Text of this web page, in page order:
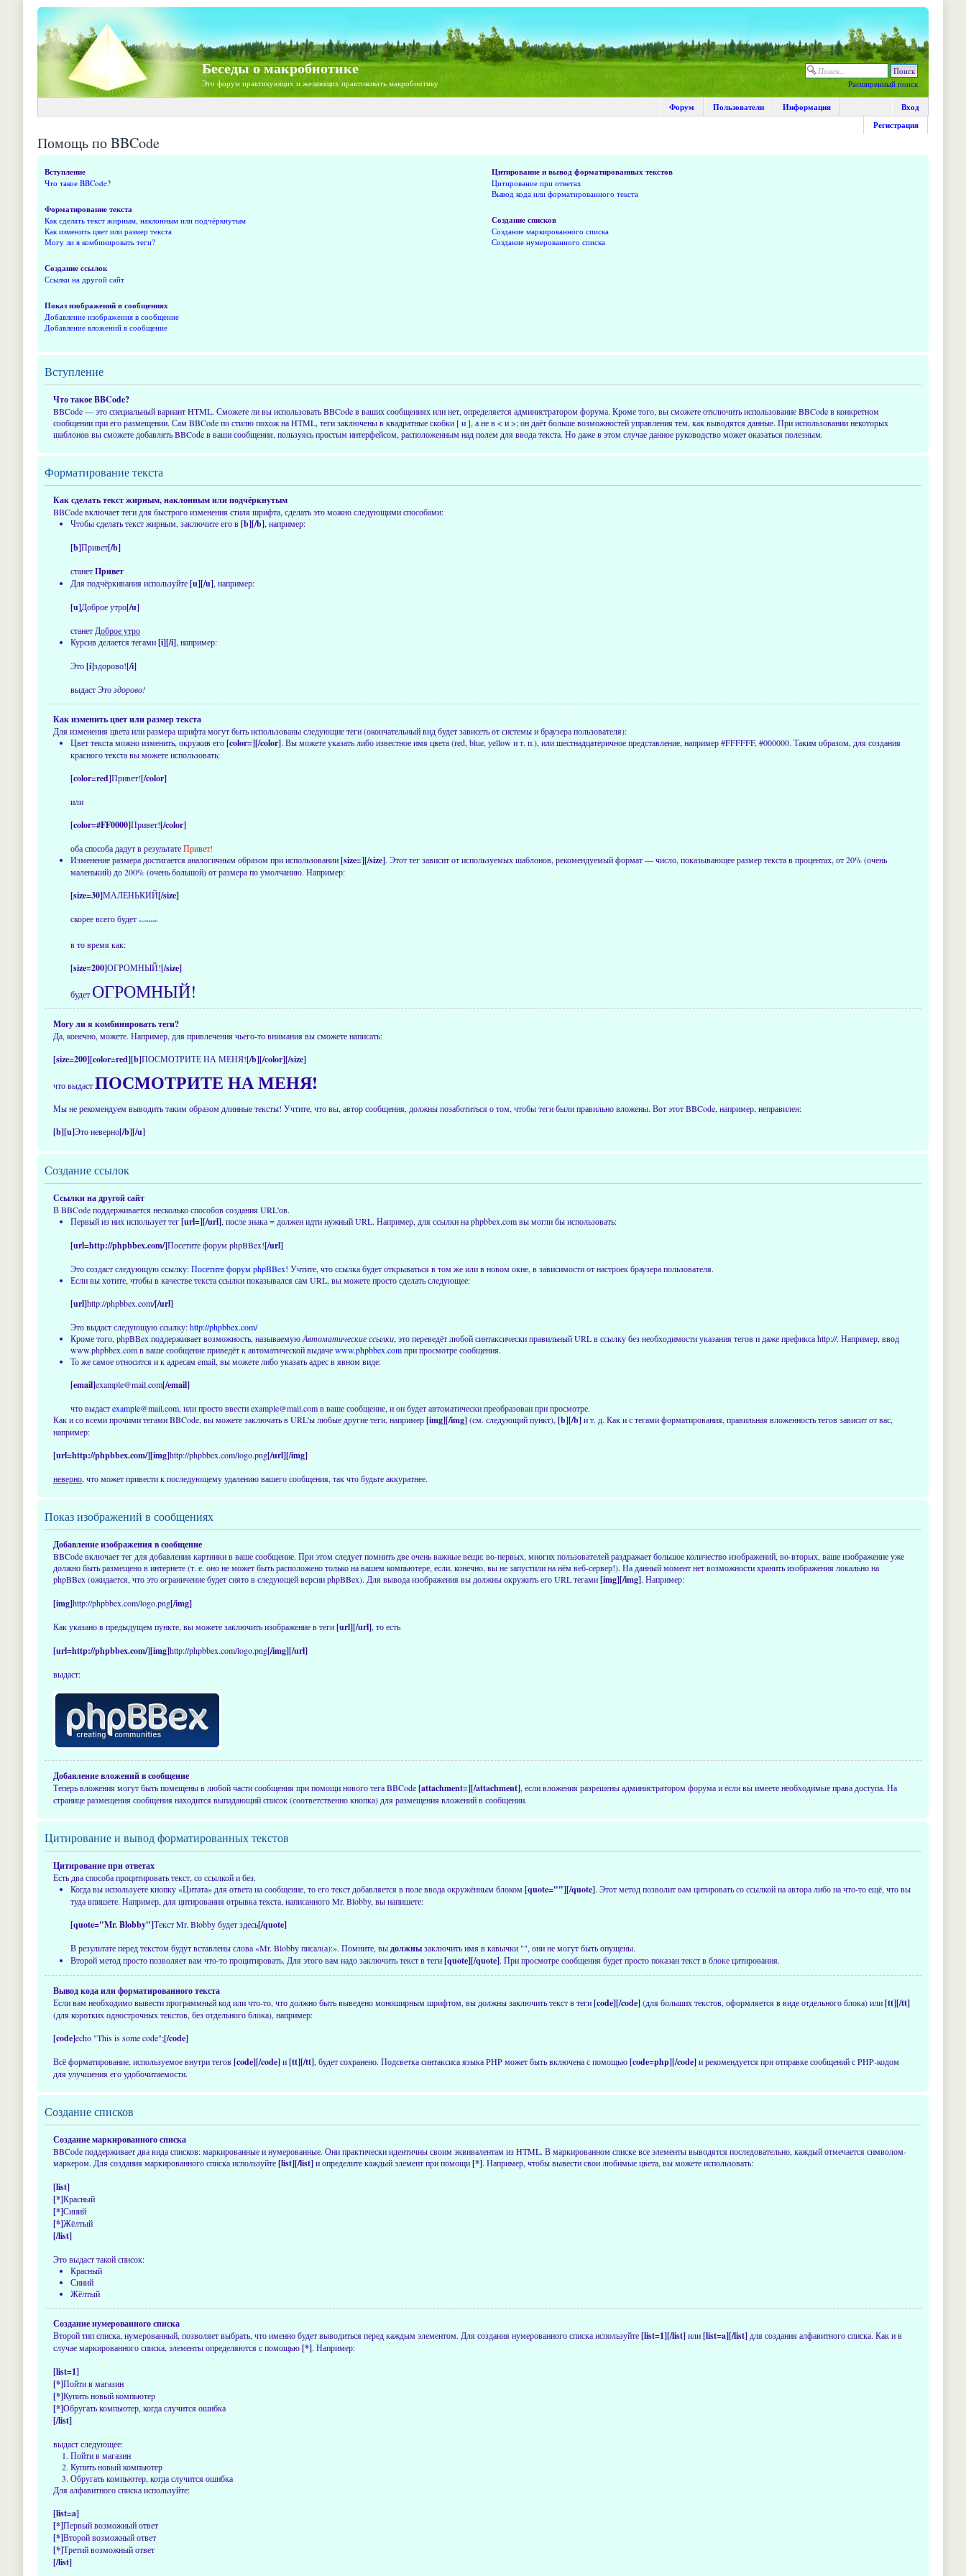
Беседы о макробиотике
Это форум практикующих и желающих практиковать макробиотику Расширенный поиск
Форум Пользователи Информация
Вход
Регистрация
Помощь по BBCode
Вступление
Что такое BBCode?
Форматирование текста
Как сделать текст жирным, наклонным или подчёркнутым
Как изменить цвет или размер текста
Могу ли я комбинировать теги?
Создание ссылок
Ссылки на другой сайт
Показ изображений в сообщениях
Добавление изображения в сообщение
Добавление вложений в сообщение
Цитирование и вывод форматированных текстов
Цитирование при ответах
Вывод кода или форматированного текста
Создание списков
Создание маркированного списка
Создание нумерованного списка
Вступление
Что такое BBCode?
BBCode — это специальный вариант HTML. Сможете ли вы использовать BBCode в ваших сообщениях или нет, определяется администратором форума. Кроме того, вы сможете отключить использование BBCode в конкретном
сообщении при его размещении. Сам BBCode по стилю похож на HTML, теги заключены в квадратные скобки [ и ], а не в < и >; он даёт больше возможностей управления тем, как выводятся данные. При использовании некоторых
шаблонов вы сможете добавлять BBCode в ваши сообщения, пользуясь простым интерфейсом, расположенным над полем для ввода текста. Но даже в этом случае данное руководство может оказаться полезным.
Форматирование текста
Как сделать текст жирным, наклонным или подчёркнутым
BBCode включает теги для быстрого изменения стиля шрифта, сделать это можно следующими способами:
Чтобы сделать текст жирным, заключите его в[b][/b], например:
[b]Привет[/b]
станетПривет
Для подчёркивания используйте[u][/u], например:
[u]Доброе утро[/u]
станет Доброе утро
Курсив делается тегами[i][/i], например:
Это[i]здорово![/i]
выдаст Этоздорово!
Как изменить цвет или размер текста
Для изменения цвета или размера шрифта могут быть использованы следующие теги (окончательный вид будет зависеть от системы и браузера пользователя):
Цвет текста можно изменить, окружив его[color=][/color]. Вы можете указать либо известное имя цвета (red, blue, yellow и т. п.), или шестнадцатеричное представление, например #FFFFFF, #000000. Таким образом, для создания
красного текста вы можете использовать:
[color=red]Привет![/color]
или
[color=#FF0000]Привет![/color]
оба способа дадут в результатеПривет!
Изменение размера достигается аналогичным образом при использовании[size=][/size]. Этот тег зависит от используемых шаблонов, рекомендуемый формат — число, показывающее размер текста в процентах, от 20% (очень
маленький) до 200% (очень большой) от размера по умолчанию. Например:
[size=30]МАЛЕНЬКИЙ[/size]
скорее всего будет МАЛЕНЬКИЙ
в то время как:
[size=200]ОГРОМНЫЙ![/size]
будет ОГРОМНЫЙ!
Могу ли я комбинировать теги?
Да, конечно, можете. Например, для привлечения чьего-то внимания вы сможете написать:
[size=200][color=red][b]ПОСМОТРИТЕ НА МЕНЯ![/b][/color][/size]
что выдастПОСМОТРИТЕ НА МЕНЯ!
Мы не рекомендуем выводить таким образом длинные тексты! Учтите, что вы, автор сообщения, должны позаботиться о том, чтобы теги были правильно вложены. Вот этот BBCode, например, неправилен:
[b][u]Это неверно[/b][/u]
Создание ссылок
Ссылки на другой сайт
В BBCode поддерживается несколько способов создания URL'ов.
Первый из них использует тег[url=][/url], после знака = должен идти нужный URL. Например, для ссылки на phpbbex.com вы могли бы использовать:
[url=http://phpbbex.com/]Посетите форум phpBBex![/url]
Это создаст следующую ссылку:Посетите форум phpBBex! Учтите, что ссылка будет открываться в том же или в новом окне, в зависимости от настроек браузера пользователя.
Если вы хотите, чтобы в качестве текста ссылки показывался сам URL, вы можете просто сделать следующее:
[url]http://phpbbex.com/[/url]
Это выдаст следующую ссылку:http://phpbbex.com/
Кроме того, phpBBex поддерживает возможность, называемуюАвтоматические ссылки, это переведёт любой синтаксически правильный URL в ссылку без необходимости указания тегов и даже префикса http://. Например, ввод
www.phpbbex.com в ваше сообщение приведёт к автоматической выдачеwww.phpbbex.comпри просмотре сообщения.
То же самое относится и к адресам email, вы можете либо указать адрес в явном виде:
[email]example@mail.com[/email]
что выдастexample@mail.com, или просто ввести example@mail.com в ваше сообщение, и он будет автоматически преобразован при просмотре.
Как и со всеми прочими тегами BBCode, вы можете заключать в URL'ы любые другие теги, например[img][/img](см. следующий пункт), [b][/b]и т. д. Как и с тегами форматирования, правильная вложенность тегов зависит от вас,
например:
[url=http://phpbbex.com/][img]http://phpbbex.com/logo.png[/url][/img]
неверно, что может привести к последующему удалению вашего сообщения, так что будьте аккуратнее.
Показ изображений в сообщениях
Добавление изображения в сообщение
BBCode включает тег для добавления картинки в ваше сообщение. При этом следует помнить две очень важные вещи: во-первых, многих пользователей раздражает большое количество изображений, во-вторых, ваше изображение уже
должно быть размещено в интернете (т. е. оно не может быть расположено только на вашем компьютере, если, конечно, вы не запустили на нём веб-сервер!). На данный момент нет возможности хранить изображения локально на
phpBBex (ожидается, что это ограничение будет снято в следующей версии phpBBex). Для вывода изображения вы должны окружить его URL тегами[img][/img]. Например:
[img]http://phpbbex.com/logo.png[/img]
Как указано в предыдущем пункте, вы можете заключить изображение в теги[url][/url], то есть
[url=http://phpbbex.com/][img]http://phpbbex.com/logo.png[/img][/url]
выдаст:
Добавление вложений в сообщение
Теперь вложения могут быть помещены в любой части сообщения при помощи нового тега BBCode[attachment=][/attachment], если вложения разрешены администратором форума и если вы имеете необходимые права доступа. На
странице размещения сообщения находится выпадающий список (соответственно кнопка) для размещения вложений в сообщении.
Цитирование и вывод форматированных текстов
Цитирование при ответах
Есть два способа процитировать текст, со ссылкой и без.
Когда вы используете кнопку «Цитата» для ответа на сообщение, то его текст добавляется в поле ввода окружённым блоком[quote=""][/quote]. Этот метод позволит вам цитировать со ссылкой на автора либо на что-то ещё, что вы
туда впишете. Например, для цитирования отрывка текста, написанного Mr. Blobby, вы напишете:
[quote="Mr. Blobby"]Текст Mr. Blobby будет здесь[/quote]
В результате перед текстом будут вставлены слова «Mr. Blobby писал(а):». Помните, выдолжнызаключить имя в кавычки "", они не могут быть опущены.
Второй метод просто позволяет вам что-то процитировать. Для этого вам надо заключить текст в теги[quote][/quote]. При просмотре сообщения будет просто показан текст в блоке цитирования.
Вывод кода или форматированного текста
Если вам необходимо вывести программный код или что-то, что должно быть выведено моноширным шрифтом, вы должны заключить текст в теги[code][/code](для больших текстов, оформляется в виде отдельного блока) или[tt][/tt]
(для коротких однострочных текстов, без отдельного блока), например:
[code]echo "This is some code";[/code]
Всё форматирование, используемое внутри тегов[code][/code]и[tt][/tt], будет сохранено. Подсветка синтаксиса языка PHP может быть включена с помощью[code=php][/code]и рекомендуется при отправке сообщений с PHP-кодом
для улучшения его удобочитаемости.
Создание списков
Создание маркированного списка
BBCode поддерживает два вида списков: маркированные и нумерованные. Они практически идентичны своим эквивалентам из HTML. В маркированном списке все элементы выводятся последовательно, каждый отмечается символом-
маркером. Для создания маркированного списка используйте[list][/list]и определите каждый элемент при помощи[*]. Например, чтобы вывести свои любимые цвета, вы можете использовать:
[list]
[*]Красный
[*]Синий
[*]Жёлтый
[/list]
Это выдаст такой список:
Красный
Синий
Жёлтый
Создание нумерованного списка
Второй тип списка, нумерованный, позволяет выбрать, что именно будет выводиться перед каждым элементом. Для создания нумерованного списка используйте[list=1][/list]или[list=a][/list] для создания алфавитного списка. Как и в
случае маркированного списка, элементы определяются с помощью[*]. Например:
[list=1]
[*]Пойти в магазин
[*]Купить новый компьютер
[*]Обругать компьютер, когда случится ошибка
[/list]
выдаст следующее:
Пойти в магазин
Купить новый компьютер
Обругать компьютер, когда случится ошибка
Для алфавитного списка используйте:
[list=a]
[*]Первый возможный ответ
[*]Второй возможный ответ
[*]Третий возможный ответ
[/list]